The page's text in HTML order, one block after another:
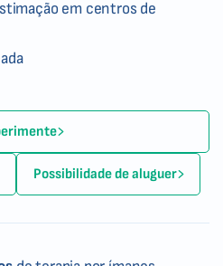
em centros de
Possibilidade de aluguer